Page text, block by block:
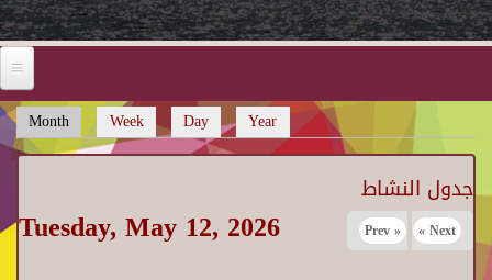
Primary tabs
Month (active tab)
Week Day Year
جدول النشاط
Tuesday, May 12, 2026 « Prev Next »